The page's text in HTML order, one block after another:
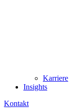
Karriere
Insights
Kontakt